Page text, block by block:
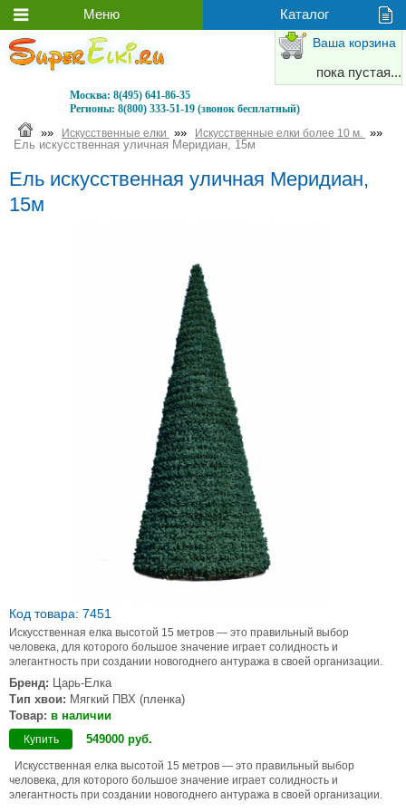
Москва: 8(495) 641-86-35
Регионы: 8(800) 333-51-19 (звонок бесплатный)
Ваша корзина
пока пустая...
»» Искусственные елки »» Искусственные елки более 10 м. »»
Ель искусственная уличная Меридиан, 15м
Ель искусственная уличная Меридиан,
15м
Код товара: 7451
Искусственная елка высотой 15 метров — это правильный выбор
человека, для которого большое значение играет солидность и
элегантность при создании новогоднего антуража в своей организации.
Бренд: Царь-Елка
Тип хвои: Мягкий ПВХ (пленка)
Товар: в наличии
Купить 549000 руб.
Искусственная елка высотой 15 метров — это правильный выбор
человека, для которого большое значение играет солидность и
элегантность при создании новогоднего антуража в своей организации.